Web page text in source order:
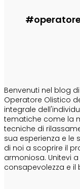
Benvenuti nel blog
Operatore Olistico
integrale
tematiche come la
tecniche di
sua esperienza e le
di noi a scoprire il
armoniosa. Unitevi
consapevolezza e il